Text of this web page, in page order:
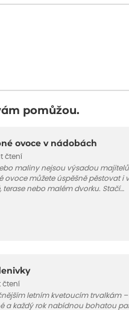
pomůžou.
ovoce v nádobách
čtení
maliny nejsou výsadou majitelů
ovoce můžete úspěšně pěstovat i v
nebo malém dvorku. Stačí
V tomto článku vám poradíme, jak
čtení
letním kvetoucím trvalkám –
a každý rok nabídnou bohatou